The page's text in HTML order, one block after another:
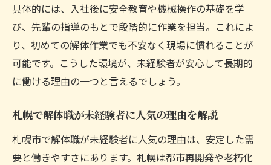
ト
失敗しない解体求人の見分け方ガイド
ランキング活用で見つける札幌の優良解体
業者
説
キャリアアップを叶える解体職の成長ルート
解体職で実現するキャリアアップの道筋
具体的には、入社後に安全教育や機械操作の基礎を学
び、先輩の指導のもとで段階的に作業を担当。これによ
り、初めての解体作業でも不安なく現場に慣れることが
可能です。こうした環境が、未経験者が安心して長期的
に働ける理由の一つと言えるでしょう。
札幌で解体職が未経験者に人気の理由を解説
札幌市で解体職が未経験者に人気の理由は、安定した需
要と働きやすさにあります。札幌は都市再開発や老朽化